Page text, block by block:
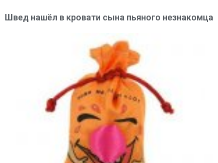
Швед нашёл в кровати сына пьяного незнакомца